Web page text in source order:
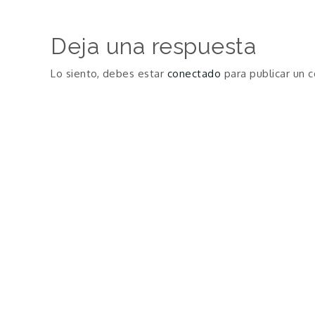
entradas
Deja una respuesta
Lo siento, debes estar conectado para publicar un